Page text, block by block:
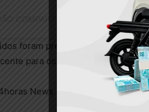
foram presos e encaminhados
para os procedimentos
News